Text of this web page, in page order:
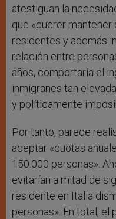
atestiguan la
que «querer
residentes y además
relación entre
años, comportaría el
inmigranes tan
y políticamente
Por tanto, parece
aceptar «cuotas
150.000 personas».
evitarían a mitad de
residente en Italia
personas». En total, el